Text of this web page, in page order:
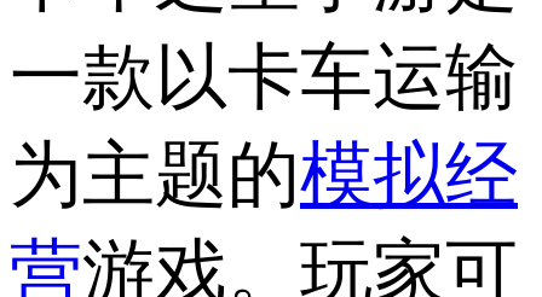
一款以卡车运输
为主题的模拟经
营游戏。玩家可